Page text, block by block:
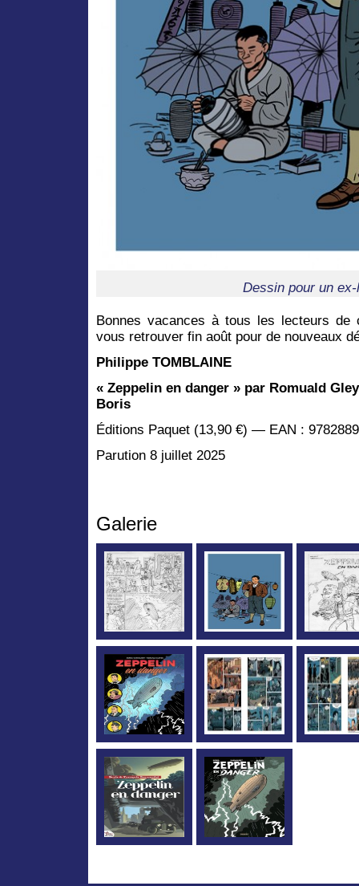
Dessin pour un
Bonnes vacances à tous les lecteurs
vous retrouver fin août pour de nouveaux
Philippe TOMBLAINE
« Zeppelin en danger » par Romuald
Boris
Éditions Paquet (13,90 €) — EAN :
Parution 8 juillet 2025
Galerie